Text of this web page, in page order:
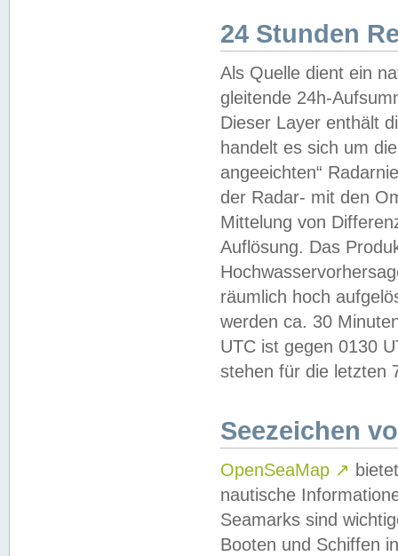
24 Stunden
Als Quelle dient ein
gleitende 24h-
Dieser Layer enthält
handelt es sich um
angeeichten“
der Radar- mit den
Mittelung von
Auflösung. Das
räumlich hoch
werden ca. 30
UTC ist gegen 0130
stehen für die letzten
Seezeichen
OpenSeaMap ↗
nautische
Seamarks sind
Booten und Schiffen